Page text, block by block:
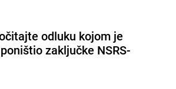
odluku kojom je
zaključke NSRS-